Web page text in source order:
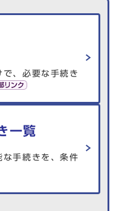
、必要な手続き
一覧
な手続きを、条件